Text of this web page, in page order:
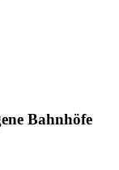
Bahnhöfe